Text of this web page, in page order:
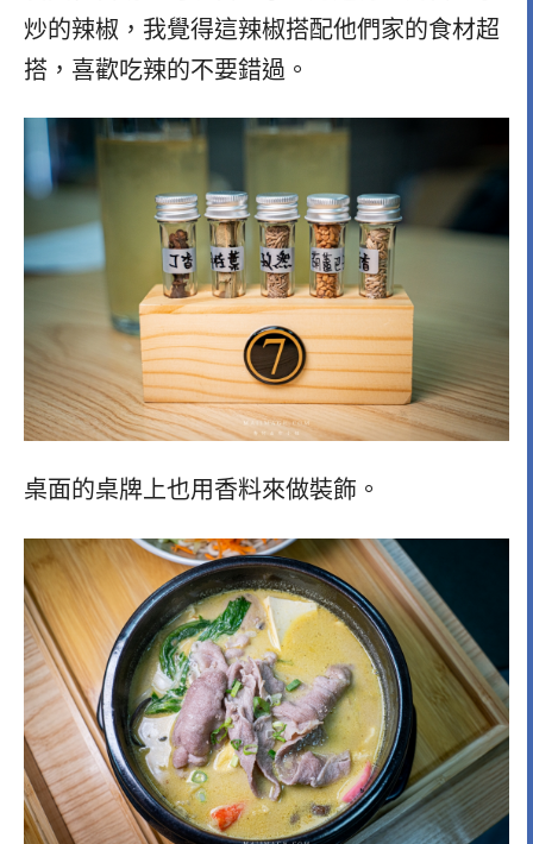
炒的辣椒，我覺得這辣椒搭配他們家的食材超
搭，喜歡吃辣的不要錯過。
桌面的桌牌上也用香料來做裝飾。